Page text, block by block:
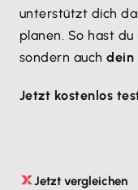
unterstützt dich
planen. So hast
sondern auchdein
Jetzt kostenlos
Jetzt vergleichen